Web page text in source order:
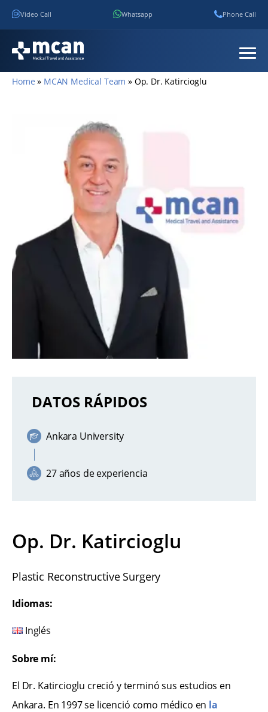
Video Call Whatsapp Phone Call
Home » MCAN Medical Team » Op. Dr. Katircioglu
DATOS RÁPIDOS
Ankara University
27 años de experiencia
Op. Dr. Katircioglu
Plastic Reconstructive Surgery
Idiomas:
Inglés
Sobre mí:
El Dr. Katircioglu creció y terminó sus estudios en
Ankara. En 1997 se licenció como médico en la